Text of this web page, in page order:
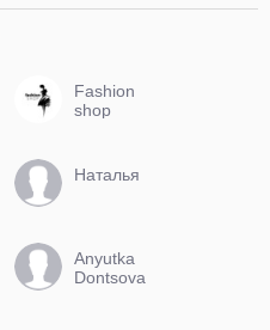
Fashion
shop
Наталья
Anyutka
Dontsova